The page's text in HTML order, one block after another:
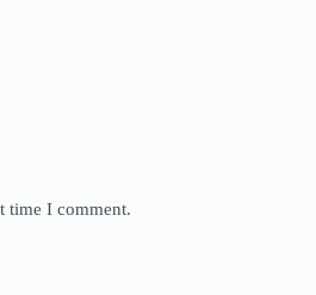
time I comment.